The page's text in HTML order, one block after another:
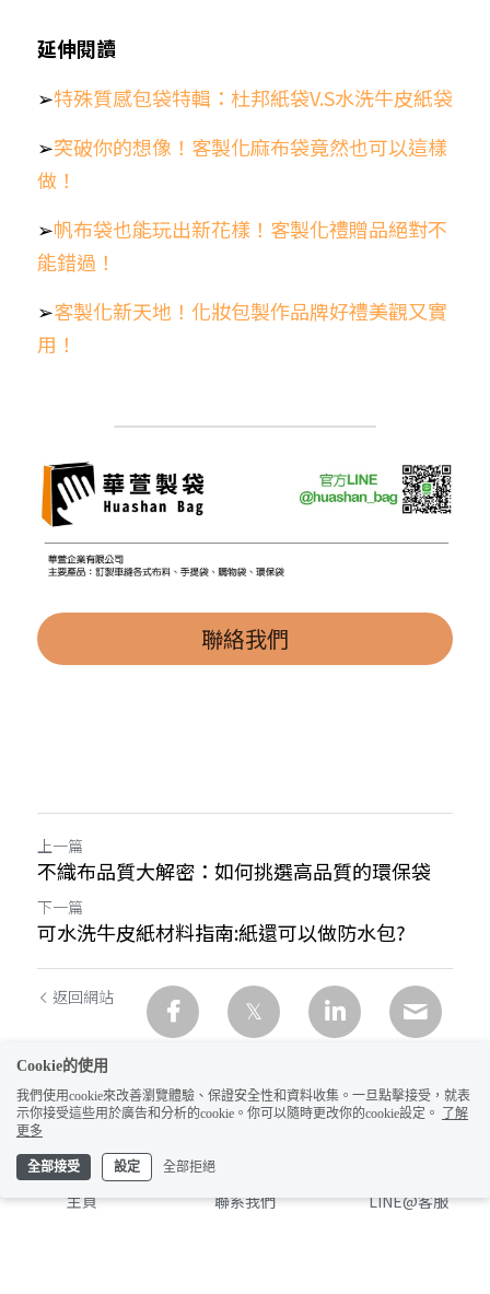
延伸閱讀
➢特殊質感包袋特輯：杜邦紙袋V.S水洗牛皮紙袋
➢突破你的想像！客製化麻布袋竟然也可以這樣
做！
➢帆布袋也能玩出新花樣！客製化禮贈品絕對不
能錯過！
➢客製化新天地！化妝包製作品牌好禮美觀又實
用！
聯絡我們
上一篇
不織布品質大解密：如何挑選高品質的環保袋
下一篇
可水洗牛皮紙材料指南:紙還可以做防水包?
返回網站
主頁 聯系我們 LINE@客服
Cookie的使用
我們使用cookie來改善瀏覽體驗、保證安全性和資料收集。一旦點擊接受，就表
示你接受這些用於廣告和分析的cookie。你可以隨時更改你的cookie設定。
了解
更多
全部接受 設定 全部拒絕